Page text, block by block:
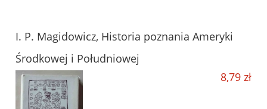
I. P. Magidowicz, Historia poznania Ameryki
Środkowej i Południowej
8,79 zł